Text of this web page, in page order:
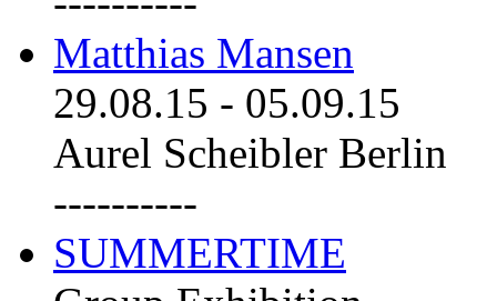
Matthias Mansen
29.08.15 - 05.09.15
Aurel Scheibler Berlin
----------
SUMMERTIME